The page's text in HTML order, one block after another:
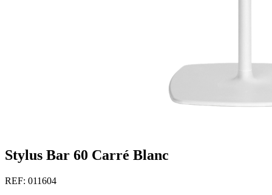
Stylus Bar 60 Carré Blanc
REF: 011604